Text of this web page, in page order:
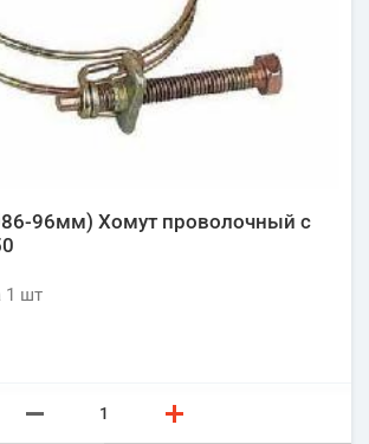
96мм) Хомут проволочный с
1 шт